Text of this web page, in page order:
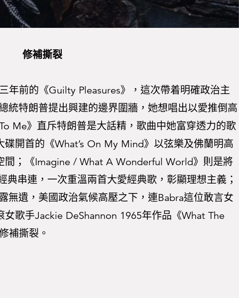
修補撕裂
年前的《Guilty Pleasures》，這次帶着明確政治主
統特朗普提出興建的邊界圍牆，她想唱出以愛推倒高
Me》直斥特朗普是大話精，歌曲中她富穿透力的歌
開首的《What’s On My Mind》以弦樂及佛蘭明高
間；《Imagine / What A Wonderful World》則是將
串連，一次重溫兩首大愛經典歌，彰顯理想主義；
無遺，美國政治氣候高壓之下，連Babra這位敢言女
歌手Jackie DeShannon 1965年作品《What The
補撕裂。